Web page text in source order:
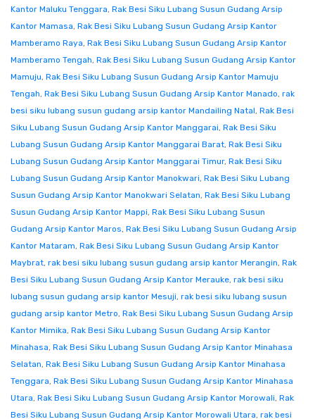
Kantor Maluku Tenggara, Rak Besi Siku Lubang Susun Gudang Arsip
Kantor Mamasa, Rak Besi Siku Lubang Susun Gudang Arsip Kantor
Mamberamo Raya, Rak Besi Siku Lubang Susun Gudang Arsip Kantor
Mamberamo Tengah, Rak Besi Siku Lubang Susun Gudang Arsip Kantor
Mamuju, Rak Besi Siku Lubang Susun Gudang Arsip Kantor Mamuju
Tengah, Rak Besi Siku Lubang Susun Gudang Arsip Kantor Manado, rak
besi siku lubang susun gudang arsip kantor Mandailing Natal, Rak Besi
Siku Lubang Susun Gudang Arsip Kantor Manggarai, Rak Besi Siku
Lubang Susun Gudang Arsip Kantor Manggarai Barat, Rak Besi Siku
Lubang Susun Gudang Arsip Kantor Manggarai Timur, Rak Besi Siku
Lubang Susun Gudang Arsip Kantor Manokwari, Rak Besi Siku Lubang
Susun Gudang Arsip Kantor Manokwari Selatan, Rak Besi Siku Lubang
Susun Gudang Arsip Kantor Mappi, Rak Besi Siku Lubang Susun
Gudang Arsip Kantor Maros, Rak Besi Siku Lubang Susun Gudang Arsip
Kantor Mataram, Rak Besi Siku Lubang Susun Gudang Arsip Kantor
Maybrat, rak besi siku lubang susun gudang arsip kantor Merangin, Rak
Besi Siku Lubang Susun Gudang Arsip Kantor Merauke, rak besi siku
lubang susun gudang arsip kantor Mesuji, rak besi siku lubang susun
gudang arsip kantor Metro, Rak Besi Siku Lubang Susun Gudang Arsip
Kantor Mimika, Rak Besi Siku Lubang Susun Gudang Arsip Kantor
Minahasa, Rak Besi Siku Lubang Susun Gudang Arsip Kantor Minahasa
Selatan, Rak Besi Siku Lubang Susun Gudang Arsip Kantor Minahasa
Tenggara, Rak Besi Siku Lubang Susun Gudang Arsip Kantor Minahasa
Utara, Rak Besi Siku Lubang Susun Gudang Arsip Kantor Morowali, Rak
Besi Siku Lubang Susun Gudang Arsip Kantor Morowali Utara, rak besi